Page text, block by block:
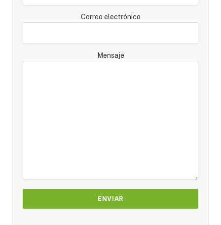
Correo electrónico
Mensaje